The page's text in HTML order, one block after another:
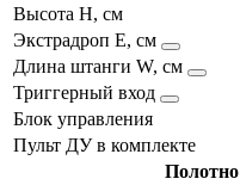
Высота H, см
Экстрадроп E, см
Длина штанги W, см
Триггерный вход
Блок управления
Пульт ДУ в комплекте
Полотно